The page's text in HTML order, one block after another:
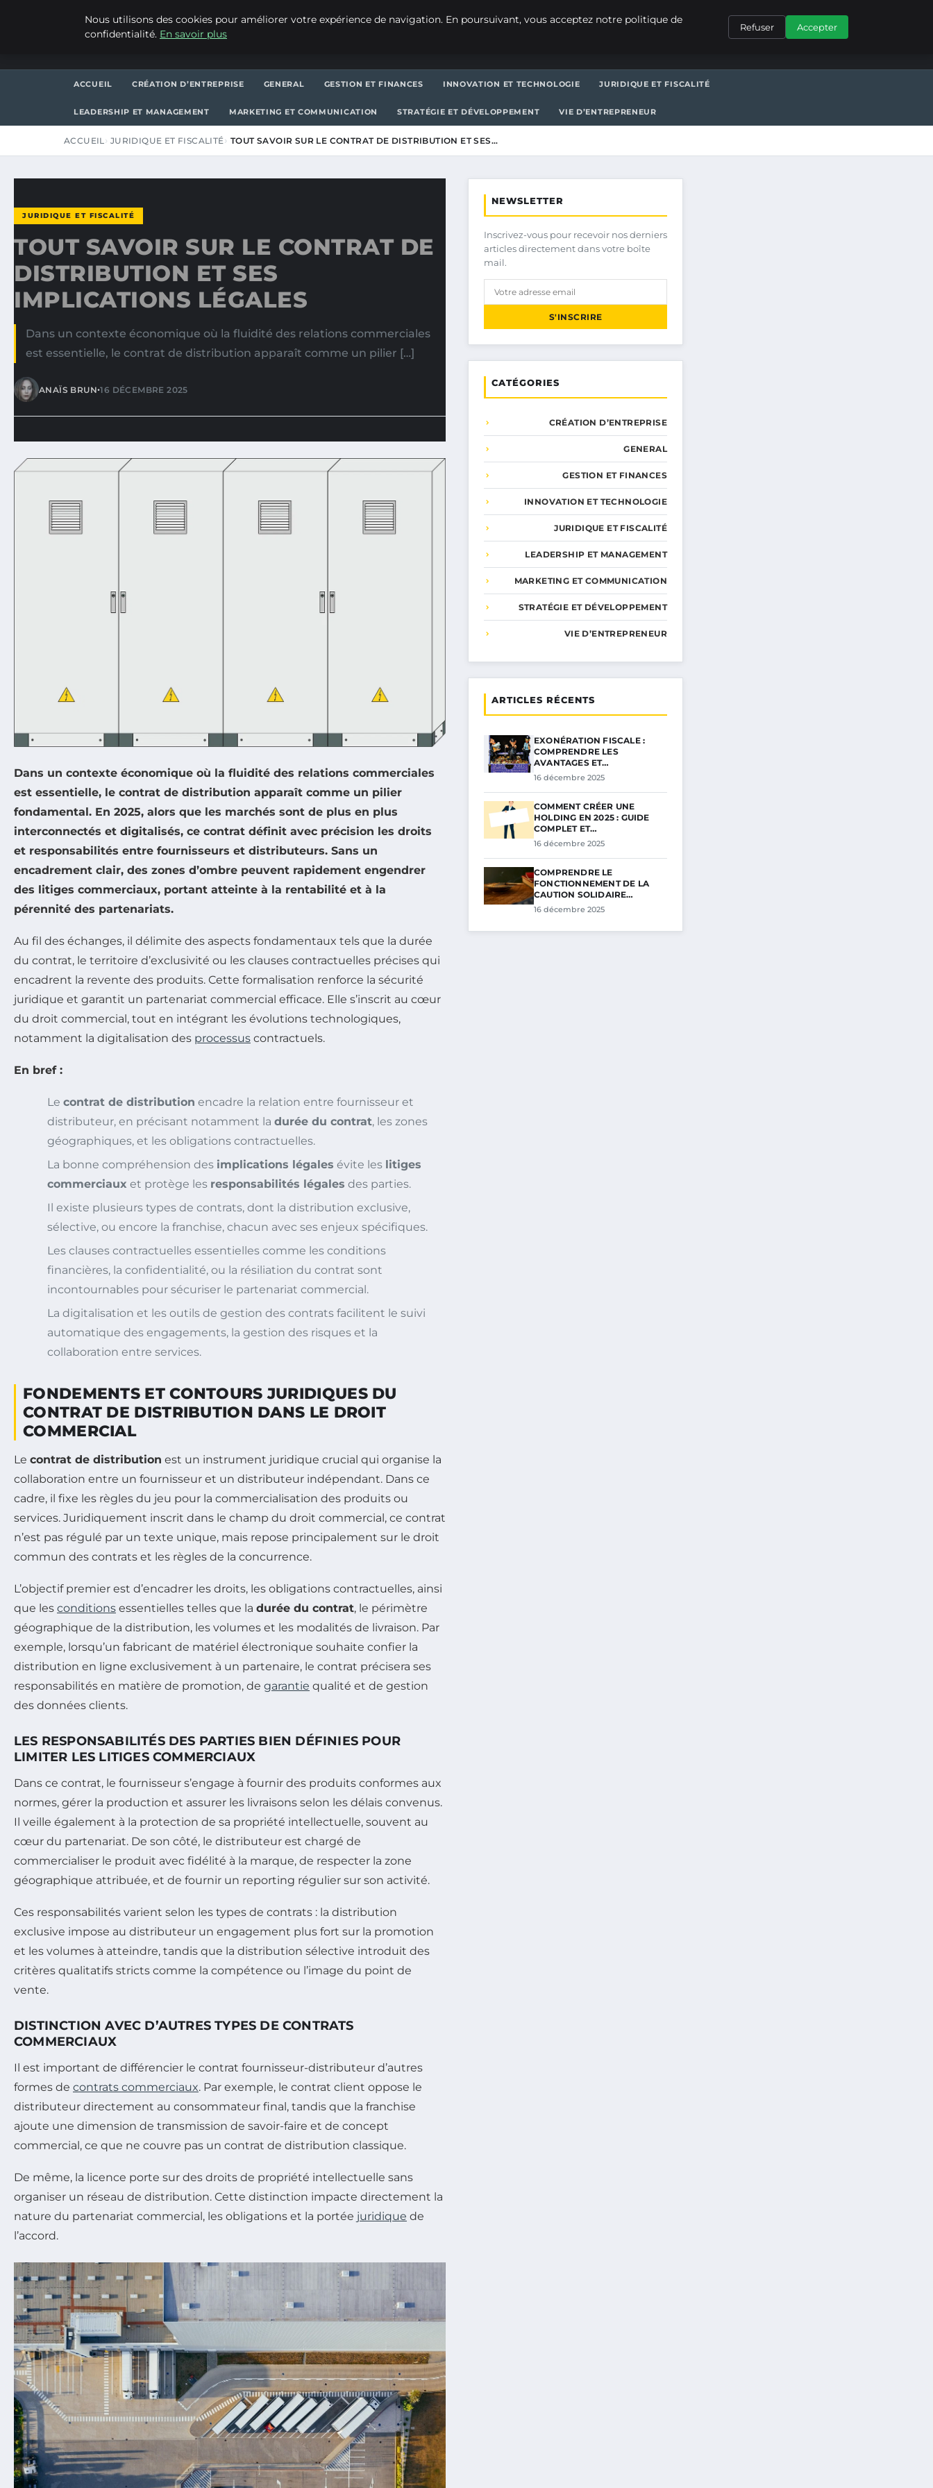
ACCUEIL CRÉATION D’ENTREPRISE GENERAL GESTION ET FINANCES INNOVATION ET TECHNOLOGIE JURIDIQUE ET FISCALITÉ
LEADERSHIP ET MANAGEMENT MARKETING ET COMMUNICATION STRATÉGIE ET DÉVELOPPEMENT VIE D’ENTREPRENEUR
ACCUEIL JURIDIQUE ET FISCALITÉ TOUT SAVOIR SUR LE CONTRAT DE DISTRIBUTION ET SES…
JURIDIQUE ET FISCALITÉ
TOUT SAVOIR SUR LE CONTRAT DE
DISTRIBUTION ET SES
IMPLICATIONS LÉGALES
Dans un contexte économique où la fluidité des relations commerciales
est essentielle, le contrat de distribution apparaît comme un pilier […]
ANAÏS BRUN•16 DÉCEMBRE 2025
Dans un contexte économique où la fluidité des relations commerciales
est essentielle, le contrat de distribution apparaît comme un pilier
fondamental. En 2025, alors que les marchés sont de plus en plus
interconnectés et digitalisés, ce contrat définit avec précision les droits
et responsabilités entre fournisseurs et distributeurs. Sans un
encadrement clair, des zones d’ombre peuvent rapidement engendrer
des litiges commerciaux, portant atteinte à la rentabilité et à la
pérennité des partenariats.
Au fil des échanges, il délimite des aspects fondamentaux tels que la durée
du contrat, le territoire d’exclusivité ou les clauses contractuelles précises qui
encadrent la revente des produits. Cette formalisation renforce la sécurité
juridique et garantit un partenariat commercial efficace. Elle s’inscrit au cœur
du droit commercial, tout en intégrant les évolutions technologiques,
notamment la digitalisation des processus contractuels.
En bref :
Le contrat de distribution encadre la relation entre fournisseur et
distributeur, en précisant notamment la durée du contrat, les zones
géographiques, et les obligations contractuelles.
La bonne compréhension des implications légales évite les litiges
commerciaux et protège les responsabilités légales des parties.
Il existe plusieurs types de contrats, dont la distribution exclusive,
sélective, ou encore la franchise, chacun avec ses enjeux spécifiques.
Les clauses contractuelles essentielles comme les conditions
financières, la confidentialité, ou la résiliation du contrat sont
incontournables pour sécuriser le partenariat commercial.
La digitalisation et les outils de gestion des contrats facilitent le suivi
automatique des engagements, la gestion des risques et la
collaboration entre services.
FONDEMENTS ET CONTOURS JURIDIQUES DU
CONTRAT DE DISTRIBUTION DANS LE DROIT
COMMERCIAL
Le contrat de distribution est un instrument juridique crucial qui organise la
collaboration entre un fournisseur et un distributeur indépendant. Dans ce
cadre, il fixe les règles du jeu pour la commercialisation des produits ou
services. Juridiquement inscrit dans le champ du droit commercial, ce contrat
n’est pas régulé par un texte unique, mais repose principalement sur le droit
commun des contrats et les règles de la concurrence.
L’objectif premier est d’encadrer les droits, les obligations contractuelles, ainsi
que les conditions essentielles telles que la durée du contrat, le périmètre
géographique de la distribution, les volumes et les modalités de livraison. Par
exemple, lorsqu’un fabricant de matériel électronique souhaite confier la
distribution en ligne exclusivement à un partenaire, le contrat précisera ses
responsabilités en matière de promotion, de garantie qualité et de gestion
des données clients.
LES RESPONSABILITÉS DES PARTIES BIEN DÉFINIES POUR
LIMITER LES LITIGES COMMERCIAUX
Dans ce contrat, le fournisseur s’engage à fournir des produits conformes aux
normes, gérer la production et assurer les livraisons selon les délais convenus.
Il veille également à la protection de sa propriété intellectuelle, souvent au
cœur du partenariat. De son côté, le distributeur est chargé de
commercialiser le produit avec fidélité à la marque, de respecter la zone
géographique attribuée, et de fournir un reporting régulier sur son activité.
Ces responsabilités varient selon les types de contrats : la distribution
exclusive impose au distributeur un engagement plus fort sur la promotion
et les volumes à atteindre, tandis que la distribution sélective introduit des
critères qualitatifs stricts comme la compétence ou l’image du point de
vente.
DISTINCTION AVEC D’AUTRES TYPES DE CONTRATS
COMMERCIAUX
Il est important de différencier le contrat fournisseur-distributeur d’autres
formes de contrats commerciaux. Par exemple, le contrat client oppose le
distributeur directement au consommateur final, tandis que la franchise
ajoute une dimension de transmission de savoir-faire et de concept
commercial, ce que ne couvre pas un contrat de distribution classique.
De même, la licence porte sur des droits de propriété intellectuelle sans
organiser un réseau de distribution. Cette distinction impacte directement la
nature du partenariat commercial, les obligations et la portée juridique de
l’accord.
NEWSLETTER
Inscrivez-vous pour recevoir nos derniers
articles directement dans votre boîte
mail.
S'INSCRIRE
CATÉGORIES
CRÉATION D’ENTREPRISE
GENERAL
GESTION ET FINANCES
INNOVATION ET TECHNOLOGIE
JURIDIQUE ET FISCALITÉ
LEADERSHIP ET MANAGEMENT
MARKETING ET COMMUNICATION
STRATÉGIE ET DÉVELOPPEMENT
VIE D’ENTREPRENEUR
ARTICLES RÉCENTS
EXONÉRATION FISCALE :
COMPRENDRE LES
AVANTAGES ET…
16 décembre 2025
COMMENT CRÉER UNE
HOLDING EN 2025 : GUIDE
COMPLET ET…
16 décembre 2025
COMPRENDRE LE
FONCTIONNEMENT DE LA
CAUTION SOLIDAIRE…
16 décembre 2025
Nous utilisons des cookies pour améliorer votre expérience de navigation. En poursuivant, vous acceptez notre politique de
confidentialité. En savoir plus
Refuser Accepter